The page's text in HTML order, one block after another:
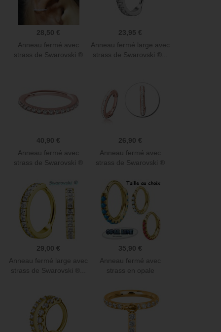
28,50 €
Anneau fermé avec
strass de Swarovski ®
23,95 €
Anneau fermé large avec
strass de Swarovski ®...
40,90 €
Anneau fermé avec
strass de Swarovski ®
26,90 €
Anneau fermé avec
strass de Swarovski ®
29,00 €
Anneau fermé large avec
strass de Swarovski ®...
35,90 €
Anneau fermé avec
strass en opale